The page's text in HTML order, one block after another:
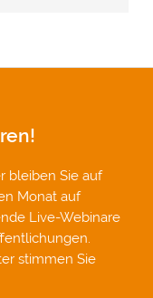
bleiben Sie auf
Monat auf
Live-Webinare
stimmen Sie